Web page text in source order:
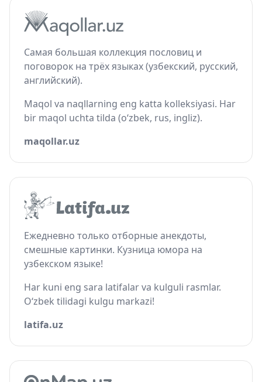
Самая большая коллекция пословиц и
поговорок на трёх языках (узбекский, русский,
английский).
Maqol va naqllarning eng katta kolleksiyasi. Har
bir maqol uchta tilda (o‘zbek, rus, ingliz).
maqollar.uz
Ежедневно только отборные анекдоты,
смешные картинки. Кузница юмора на
узбекском языке!
Har kuni eng sara latifalar va kulguli rasmlar.
O‘zbek tilidagi kulgu markazi!
latifa.uz